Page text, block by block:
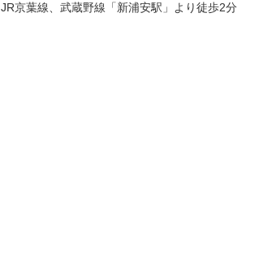
JR京葉線、武蔵野線「新浦安駅」より徒歩2分